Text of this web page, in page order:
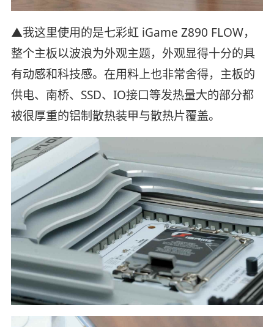
▲我这里使用的是七彩虹 iGame Z890 FLOW，
整个主板以波浪为外观主题，外观显得十分的具
有动感和科技感。在用料上也非常舍得，主板的
供电、南桥、SSD、IO接口等发热量大的部分都
被很厚重的铝制散热装甲与散热片覆盖。